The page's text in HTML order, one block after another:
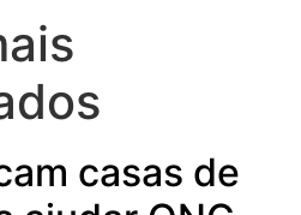
casas de